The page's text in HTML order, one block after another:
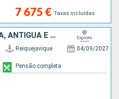
7 675 € Taxas incluídas
ISLÂNDIA, GROENLANDIA, ANTÍGUA E BARBUDA, MARTINICA, CANADÁ
Reiquejavique 04/09/2027
Pensão completa